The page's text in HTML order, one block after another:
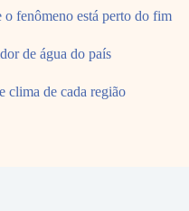
fenômeno está perto do fim
de água do país
clima de cada região